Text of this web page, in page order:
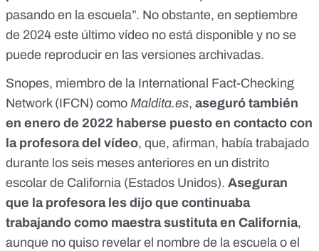
pasando en la escuela”. No obstante, en septiembre
de 2024 este último vídeo no está disponible y no se
puede reproducir en las versiones archivadas.
Snopes, miembro de la International Fact-Checking
Network (IFCN) como Maldita.es, aseguró también
en enero de 2022 haberse puesto en contacto con
la profesora del vídeo, que, afirman, había trabajado
durante los seis meses anteriores en un distrito
escolar de California (Estados Unidos). Aseguran
que la profesora les dijo que continuaba
trabajando como maestra sustituta en California,
aunque no quiso revelar el nombre de la escuela o el